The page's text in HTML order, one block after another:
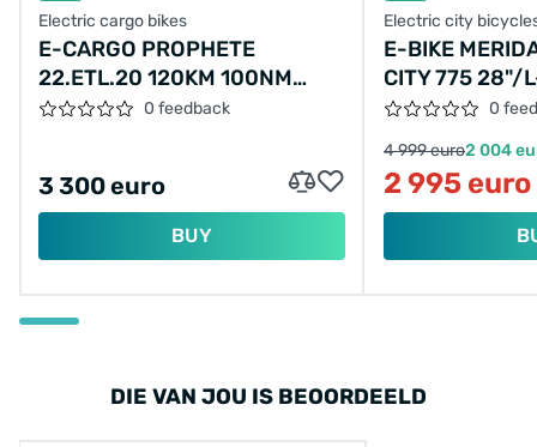
Electric cargo bikes
E-CARGO PROPHETE
22.ETL.20 120KM 100NM
17.5AH 630WH0 feedback
3 300 euro
BUY
Electric city
E-BIKE
CITY 775 28"/
53CM/
0
4 999 euro2 004
2 995 euro
DIE VAN JOU IS BEOORDEELD